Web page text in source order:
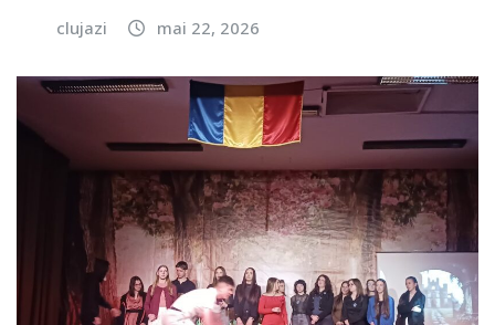
clujazi mai 22, 2026